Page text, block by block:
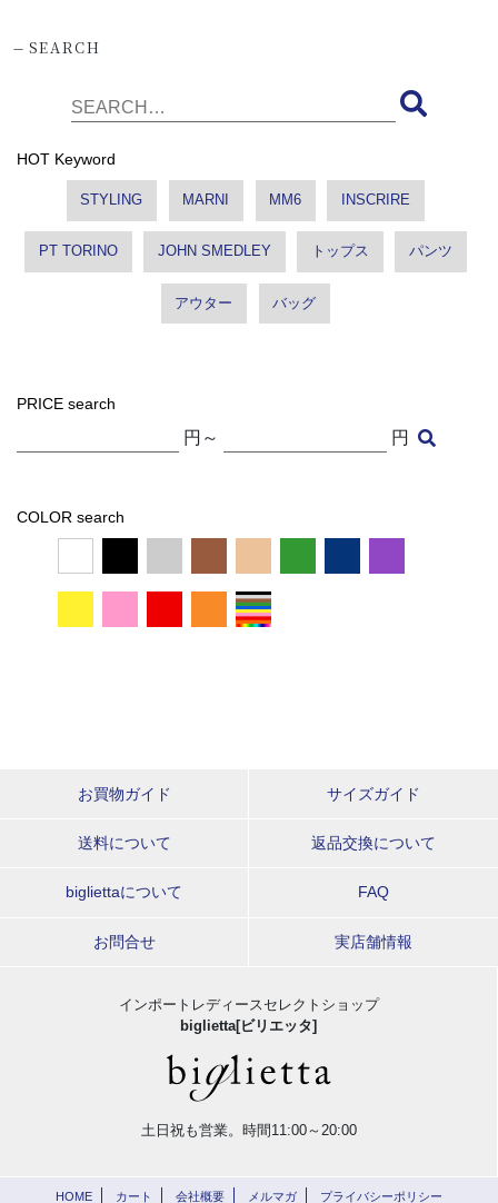
-SEARCH
HOT Keyword
STYLING MARNI MM6 INSCRIRE
PT TORINO JOHN SMEDLEY トップス パンツ
アウター バッグ
PRICE search
円～ 円
COLOR search
お買物ガイド サイズガイド
送料について 返品交換について
bigliettaについて FAQ
お問合せ 実店舗情報
インポートレディースセレクトショップ
biglietta[ビリエッタ]
土日祝も営業。時間11:00～20:00
HOME カート 会社概要 メルマガ プライバシーポリシー